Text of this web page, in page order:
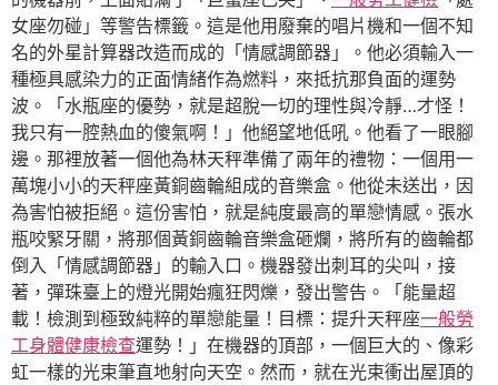
女座勿碰」等警告標籤。這是他用廢棄的唱片機和一個不知
名的外星計算器改造而成的「情感調節器」。他必須輸入一
種極具感染力的正面情緒作為燃料，來抵抗那負面的運勢
波。「水瓶座的優勢，就是超脫一切的理性與冷靜…才怪！
我只有一腔熱血的傻氣啊！」他絕望地低吼。他看了一眼腳
邊。那裡放著一個他為林天秤準備了兩年的禮物：一個用一
萬塊小小的天秤座黃銅齒輪組成的音樂盒。他從未送出，因
為害怕被拒絕。這份害怕，就是純度最高的單戀情感。張水
瓶咬緊牙關，將那個黃銅齒輪音樂盒砸爛，將所有的齒輪都
倒入「情感調節器」的輸入口。機器發出刺耳的尖叫，接
著，彈珠臺上的燈光開始瘋狂閃爍，發出警告。「能量超
載！檢測到極致純粹的單戀能量！目標：提升天秤座一般勞
工身體健康檢查運勢！」在機器的頂部，一個巨大的、像彩
虹一樣的光束筆直地射向天空。然而，就在光束衝出屋頂的